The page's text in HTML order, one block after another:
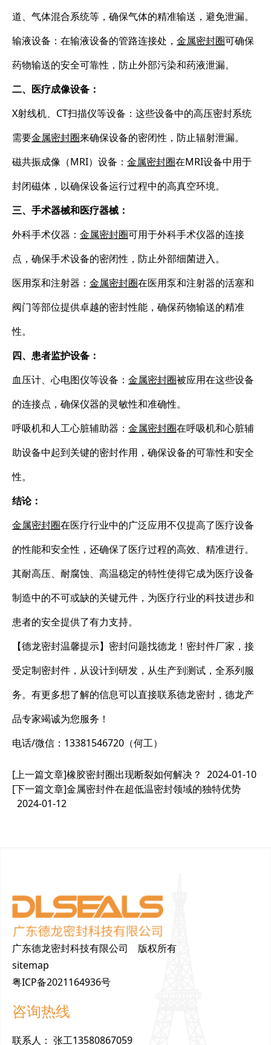
道、气体混合系统等，确保气体的精准输送，避免泄漏。
输液设备：在输液设备的管路连接处， 金属密封圈可确保
药物输送的安全可靠性，防止外部污染和药液泄漏。
二、医疗成像设备：
X射线机、CT扫描仪等设备：这些设备中的高压密封系统
需要金属密封圈来确保设备的密闭性，防止辐射泄漏。
磁共振成像（MRI）设备： 金属密封圈在MRI设备中用于
封闭磁体，以确保设备运行过程中的高真空环境。
三、手术器械和医疗器械：
外科手术仪器： 金属密封圈可用于外科手术仪器的连接
点，确保手术设备的密闭性，防止外部细菌进入。
医用泵和注射器： 金属密封圈在医用泵和注射器的活塞和
阀门等部位提供卓越的密封性能，确保药物输送的精准
性。
四、患者监护设备：
血压计、心电图仪等设备： 金属密封圈被应用在这些设备
的连接点，确保仪器的灵敏性和准确性。
呼吸机和人工心脏辅助器： 金属密封圈在呼吸机和心脏辅
助设备中起到关键的密封作用，确保设备的可靠性和安全
性。
结论：
金属密封圈在医疗行业中的广泛应用不仅提高了医疗设备
的性能和安全性，还确保了医疗过程的高效、精准进行。
其耐高压、耐腐蚀、高温稳定的特性使得它成为医疗设备
制造中的不可或缺的关键元件，为医疗行业的科技进步和
患者的安全提供了有力支持。
【德龙密封温馨提示】密封问题找德龙！密封件厂家，接
受定制密封件，从设计到研发，从生产到测试，全系列服
务。有更多想了解的信息可以直接联系德龙密封，德龙产
品专家竭诚为您服务！
电话/微信：13381546720（何工）
[上一篇文章]橡胶密封圈出现断裂如何解决？ 2024-01-10
[下一篇文章]金属密封件在超低温密封领域的独特优势
2024-01-12
广东德龙密封科技有限公司 版权所有
sitemap
粤ICP备2021164936号
咨询热线
联系人 ： 张工13580867059